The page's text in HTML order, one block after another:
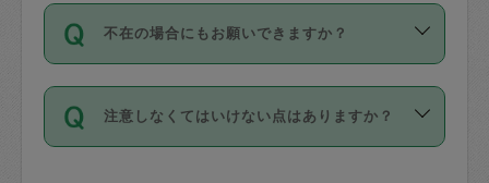
を依頼してください。
参考
【詳細】タスカジさんの登録に際
写真を撮り、
詳細FAQ：
損害賠償保険について教えて
1. 直前キャンセル（定期、スポット契約
共通）
72時間を超える※と、以下のキャンセル
料が発生します。
「お試し利用」というメニューはありま
せんが、「一回のみ」依頼を活用するこ
とによって、気に入ったタスカジさんを
まず、条件の合う気になるタスカジさ
不在の場合にもお願いできますか？
不在の場合の作業はタスカジさんの同意
が必要です。数回の依頼ののち、タスカ
ジさんと依頼者の間で十分な信頼関係が
注意しなくてはいけない点はありますか？